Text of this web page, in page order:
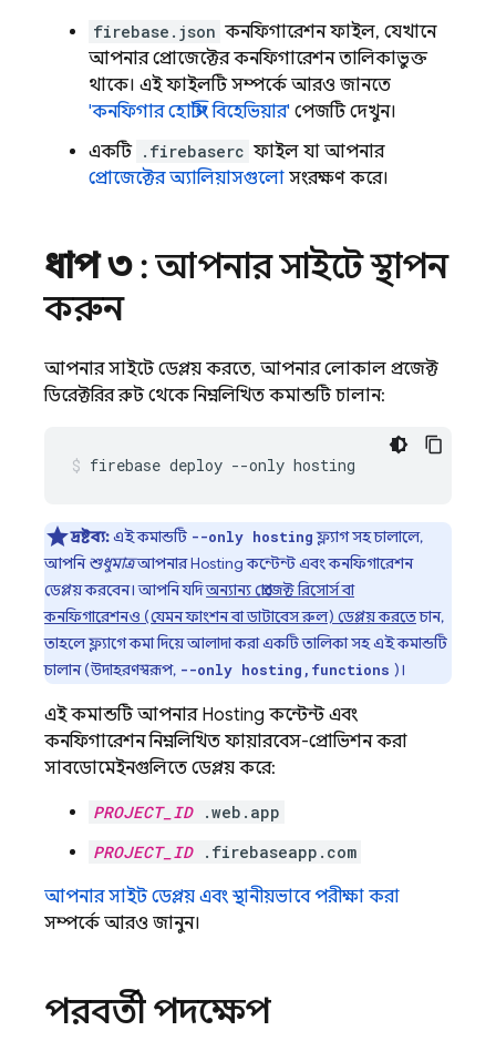
firebase.json কনফিগারেশন ফাইল, যেখানে
আপনার প্রোজেক্টের কনফিগারেশন তালিকাভুক্ত
থাকে। এই ফাইলটি সম্পর্কে আরও জানতে
'কনফিগার হোস্টিং বিহেভিয়ার' পেজটি দেখুন।
একটি .firebaserc ফাইল যা আপনার
প্রোজেক্টের অ্যালিয়াসগুলো সংরক্ষণ করে।
ধাপ ৩: আপনার সাইটে স্থাপন
করুন
আপনার সাইটে ডেপ্লয় করতে, আপনার লোকাল প্রজেক্ট
ডিরেক্টরির রুট থেকে নিম্নলিখিত কমান্ডটি চালান:
firebase deploy --only hosting
দ্রষ্টব্য:এই কমান্ডটি --only hostingফ্ল্যাগ সহ চালালে,
আপনিশুধুমাত্রআপনারHostingকন্টেন্ট এবং কনফিগারেশন
ডেপ্লয় করবেন। আপনি যদিঅন্যান্য প্রোজেক্ট রিসোর্স বা
কনফিগারেশনও (যেমন ফাংশন বা ডাটাবেস রুল) ডেপ্লয় করতেচান,
তাহলে ফ্ল্যাগে কমা দিয়ে আলাদা করা একটি তালিকা সহ এই কমান্ডটি
চালান (উদাহরণস্বরূপ, --only hosting,functions )।
এই কমান্ডটি আপনার Hosting কন্টেন্ট এবং
কনফিগারেশন নিম্নলিখিত ফায়ারবেস-প্রোভিশন করা
সাবডোমেইনগুলিতে ডেপ্লয় করে:
PROJECT_ID.web.app
PROJECT_ID.firebaseapp.com
আপনার সাইট ডেপ্লয় এবং স্থানীয়ভাবে পরীক্ষা করা
সম্পর্কে আরও জানুন।
পরবর্তী পদক্ষেপ